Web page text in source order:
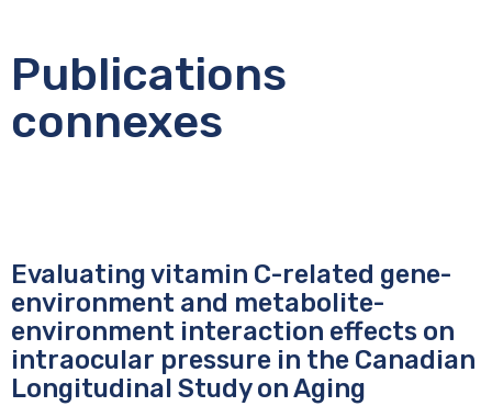
Publications
connexes
Evaluating vitamin C-related gene-
environment and metabolite-
environment interaction effects on
intraocular pressure in the Canadian
Longitudinal Study on Aging